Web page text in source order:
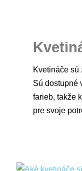
Kvetináče sú
Sú dostupné
farieb, takže
pre svoje